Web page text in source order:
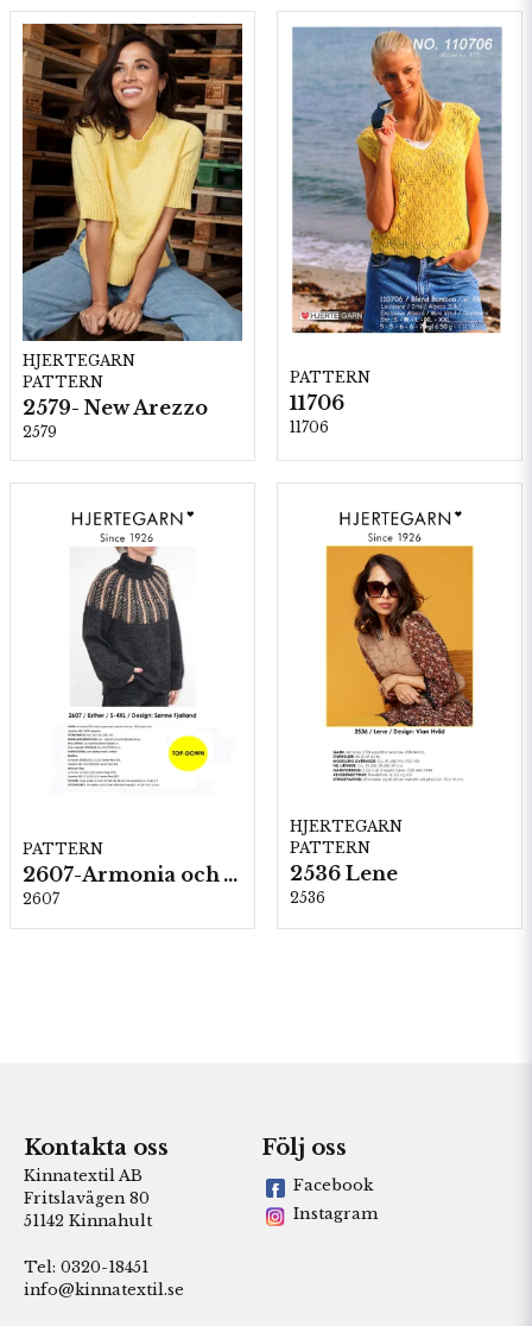
HJERTEGARN
PATTERN
2579- New Arezzo
2579
PATTERN
11706
11706
PATTERN
2607-Armonia och Alpaca 400
2607
HJERTEGARN
PATTERN
2536 Lene
2536
Kontakta oss
Kinnatextil AB
Fritslavägen 80
51142 Kinnahult
Tel: 0320-18451
info@kinnatextil.se
Följ oss
Facebook
Instagram